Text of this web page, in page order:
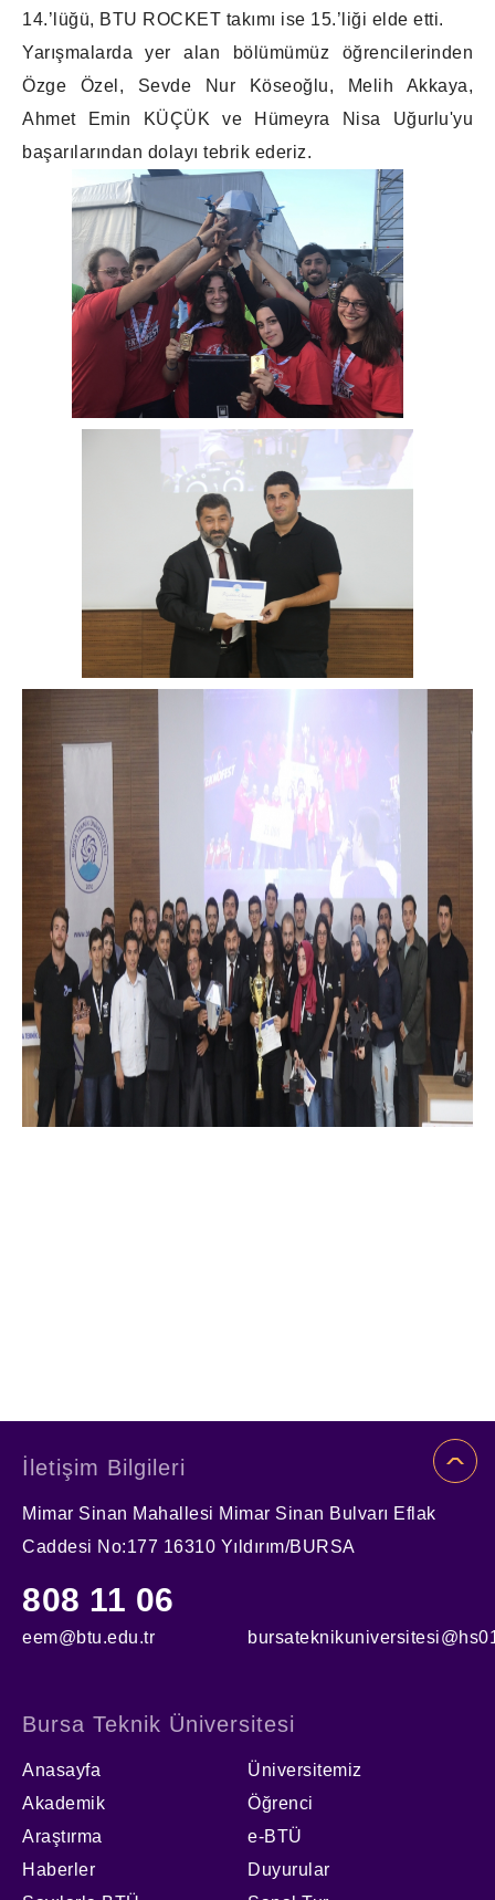
14.’lüğü, BTU ROCKET takımı ise 15.’liği elde etti.
Yarışmalarda yer alan bölümümüz öğrencilerinden
Özge Özel, Sevde Nur Köseoğlu, Melih Akkaya,
Ahmet Emin KÜÇÜK ve Hümeyra Nisa Uğurlu'yu
başarılarından dolayı tebrik ederiz.
İletişim Bilgileri
Mimar Sinan Mahallesi Mimar Sinan Bulvarı Eflak
Caddesi No:177 16310 Yıldırım/BURSA
808 11 06
eem@btu.edu.tr
Bursa Teknik Üniversitesi
Anasayfa
Üniversitemiz
Akademik
Öğrenci
Araştırma
e-BTÜ
Haberler
Duyurular